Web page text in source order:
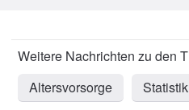
Altersvorsorge Statistik